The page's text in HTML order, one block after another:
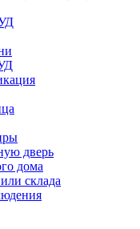
дверь
дома
склада